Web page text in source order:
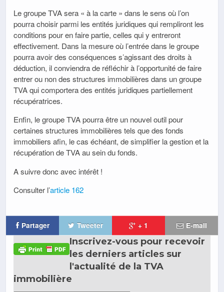
Le groupe TVA sera « à la carte » dans le sens où l’on
pourra choisir parmi les entités juridiques qui rempliront les
conditions pour en faire partie, celles qui y entreront
effectivement. Dans la mesure où l’entrée dans le groupe
pourra avoir des conséquences s’agissant des droits à
déduction, il conviendra de réfléchir à l’opportunité de faire
entrer ou non des structures immobilières dans un groupe
TVA qui comportera des entités juridiques partiellement
récupératrices.
Enfin, le groupe TVA pourra être un nouvel outil pour
certaines structures immobilières tels que des fonds
immobiliers afin, le cas échéant, de simplifier la gestion et la
récupération de TVA au sein du fonds.
A suivre donc avec intérêt !
Consulter l’article 162
Partager Tweeter + 1 E-mail
Inscrivez-vous pour recevoir
les derniers articles sur
l'actualité de la TVA
immobilière